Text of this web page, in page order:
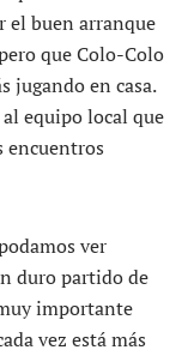
el buen arranque
que Colo-Colo
jugando en casa.
equipo local que
encuentros
ver
duro partido de
importante
vez está más